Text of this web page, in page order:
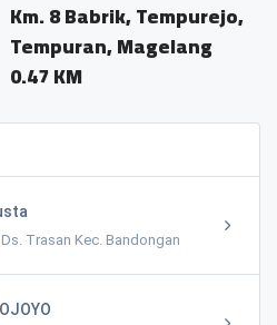
8 Babrik, Tempurejo,
Magelang
KM
Trasan Kec. Bandongan